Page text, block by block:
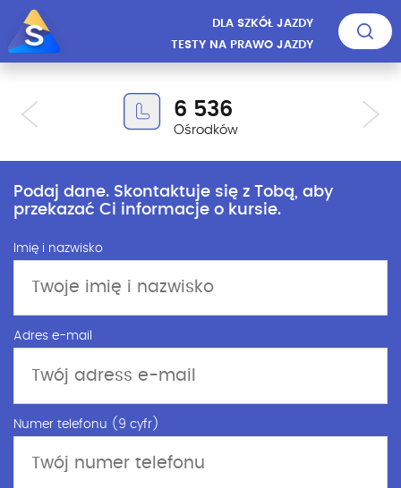
DLA SZKÓŁ JAZDY
TESTY NA PRAWO JAZDY
6 536
Ośrodków
Podaj dane. Skontaktuje się z Tobą, aby
przekazać Ci informacje o kursie.
Imię i nazwisko
Adres e-mail
Numer telefonu (9 cyfr)